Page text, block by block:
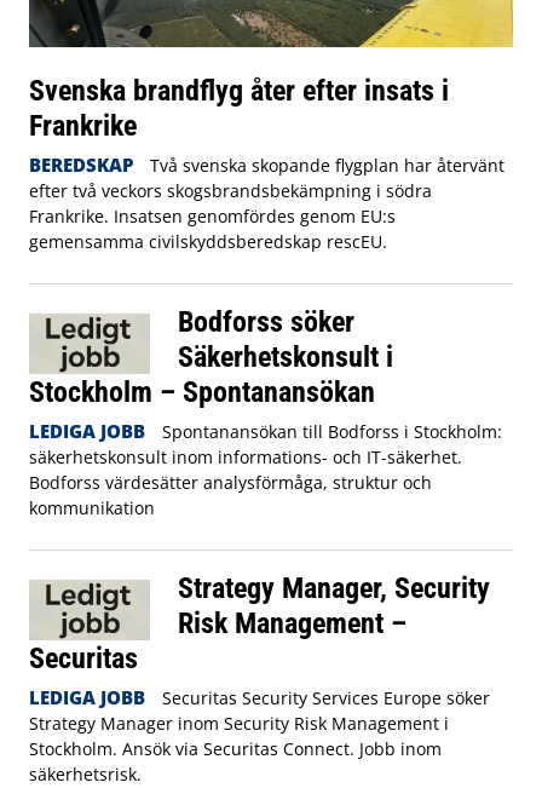
Svenska brandflyg åter efter insats i
Frankrike
BEREDSKAP
Två svenska skopande flygplan har återvänt
efter två veckors skogsbrandsbekämpning i södra
Frankrike. Insatsen genomfördes genom EU:s
gemensamma civilskyddsberedskap rescEU.
Bodforss söker
Säkerhetskonsult i
Stockholm – Spontanansökan
LEDIGA JOBB
Spontanansökan till Bodforss i Stockholm:
säkerhetskonsult inom informations- och IT-säkerhet.
Bodforss värdesätter analysförmåga, struktur och
kommunikation
Strategy Manager, Security
Risk Management –
Securitas
LEDIGA JOBB
Securitas Security Services Europe söker
Strategy Manager inom Security Risk Management i
Stockholm. Ansök via Securitas Connect. Jobb inom
säkerhetsrisk.